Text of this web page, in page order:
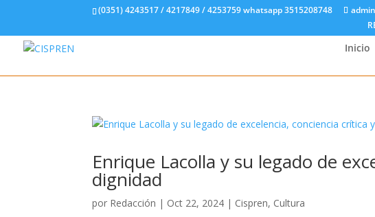
(0351) 4243517 / 4217849 / 4253759 whatsapp 3515208748
Inicio
Enrique Lacolla y su legado de
dignidad
por Redacción | Oct 22, 2024 | Cispren, Cultura